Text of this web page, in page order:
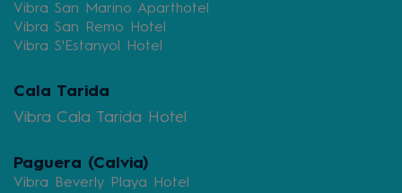
Vibra San Marino Aparthotel
Vibra San Remo Hotel
Vibra S'Estanyol Hotel
Cala Tarida
Vibra Cala Tarida Hotel
Paguera (Calvia)
Vibra Beverly Playa Hotel